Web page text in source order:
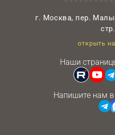
г. Москва, пер.
открыть
Наши
Напишите нам